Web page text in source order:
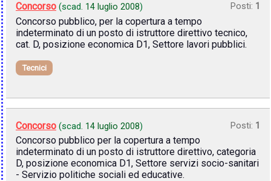
Concorso (scad. 14 luglio 2008) Posti: 1
Concorso pubblico, per la copertura a tempo
indeterminato di un posto di istruttore direttivo tecnico,
cat. D, posizione economica D1, Settore lavori pubblici.
Tecnici
Concorso (scad. 14 luglio 2008) Posti: 1
Concorso pubblico per la copertura a tempo
indeterminato di un posto di istruttore direttivo, categoria
D, posizione economica D1, Settore servizi socio-sanitari
- Servizio politiche sociali ed educative.